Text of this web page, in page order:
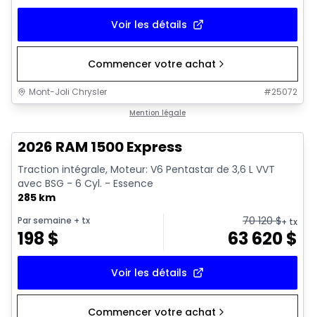
Voir les détails
Commencer votre achat
Mont-Joli Chrysler #25072
Mention légale
2026 RAM 1500 Express
Traction intégrale, Moteur: V6 Pentastar de 3,6 L VVT
avec BSG - 6 Cyl. - Essence
285 km
Par semaine + tx
198 $
70 120$+ tx
63 620$
Voir les détails
Commencer votre achat